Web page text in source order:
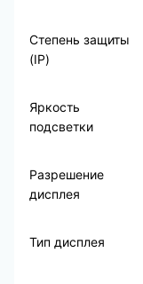
Степень защиты
(IP)
Яркость
подсветки
Разрешение
дисплея
Тип дисплея